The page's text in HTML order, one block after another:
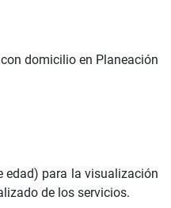
domicilio en Planeación
edad) para la visualización
de los servicios.